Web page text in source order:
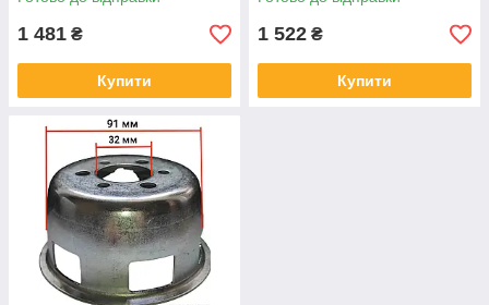
чашка
1 481 ₴
Купити
1 522 ₴
Купити